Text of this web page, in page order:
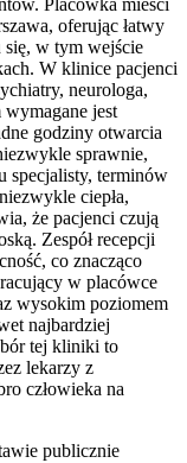
Placówka mieści
oferując łatwy
się, w tym wejście
W klinice pacjenci
neurologa,
jest
godziny otwarcia
sprawnie,
specjalisty, terminów
ciepła,
że pacjenci czują
Zespół recepcji
co znacząco
w placówce
wysokim poziomem
najbardziej
tej kliniki to
lekarzy z
człowieka na
publicznie